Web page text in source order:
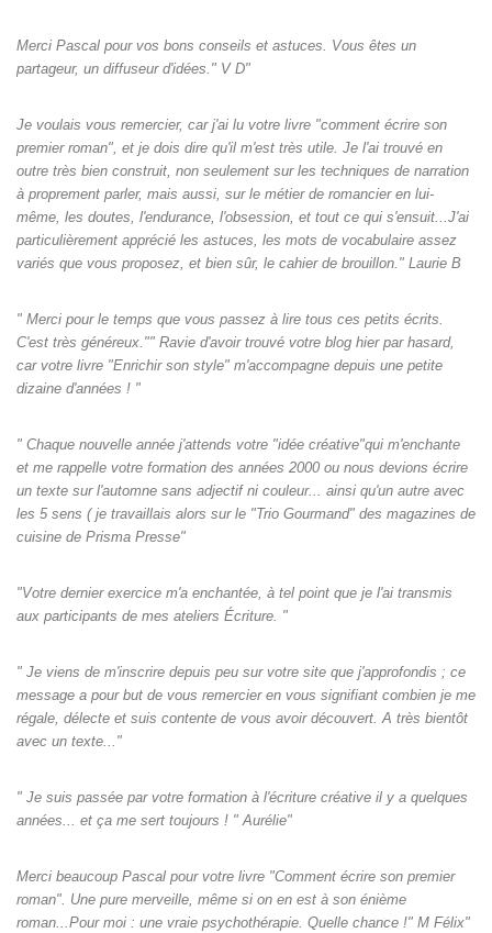
Merci Pascal pour vos bons conseils et astuces. Vous êtes un
partageur, un diffuseur d'idées." V D"
Je voulais vous remercier, car j'ai lu votre livre "comment écrire son
premier roman", et je dois dire qu'il m'est très utile. Je l'ai trouvé en
outre très bien construit, non seulement sur les techniques de narration
à proprement parler, mais aussi, sur le métier de romancier en lui-
même, les doutes, l'endurance, l'obsession, et tout ce qui s'ensuit...J'ai
particulièrement apprécié les astuces, les mots de vocabulaire assez
variés que vous proposez, et bien sûr, le cahier de brouillon." Laurie B
" Merci pour le temps que vous passez à lire tous ces petits écrits.
C'est très généreux."" Ravie d'avoir trouvé votre blog hier par hasard,
car votre livre "Enrichir son style" m'accompagne depuis une petite
dizaine d'années ! "
" Chaque nouvelle année j'attends votre "idée créative"qui m'enchante
et me rappelle votre formation des années 2000 ou nous devions écrire
un texte sur l'automne sans adjectif ni couleur... ainsi qu'un autre avec
les 5 sens ( je travaillais alors sur le "Trio Gourmand" des magazines de
cuisine de Prisma Presse"
"Votre dernier exercice m'a enchantée, à tel point que je l'ai transmis
aux participants de mes ateliers Écriture. "
" Je viens de m'inscrire depuis peu sur votre site que j'approfondis ; ce
message a pour but de vous remercier en vous signifiant combien je me
régale, délecte et suis contente de vous avoir découvert. A très bientôt
avec un texte..."
" Je suis passée par votre formation à l'écriture créative il y a quelques
années... et ça me sert toujours ! " Aurélie"
Merci beaucoup Pascal pour votre livre "Comment écrire son premier
roman". Une pure merveille, même si on en est à son énième
roman...Pour moi : une vraie psychothérapie. Quelle chance !" M Félix"